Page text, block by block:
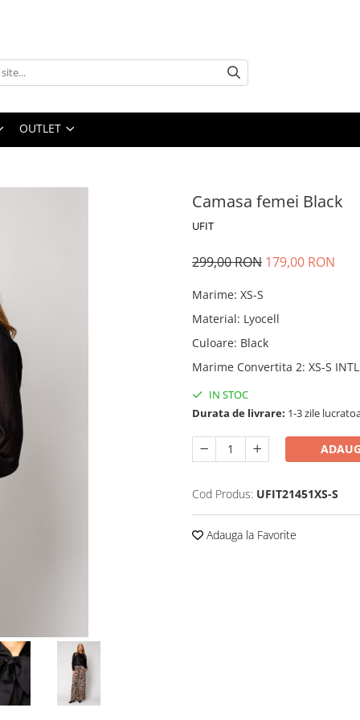
OUTLET
Camasa femei Black
UFIT
299,00 RON 179,00 RON
Marime: XS-S
Material: Lyocell
Culoare: Black
Marime Convertita 2: XS-S INTL
IN STOC
Durata de livrare: 1-3 zile
Cod Produs: UFIT21451XS-S
Adauga la Favorite